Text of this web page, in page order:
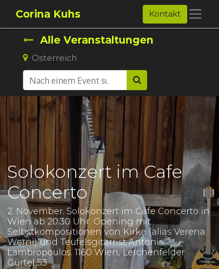
Corina Kuhs Kontakt
Alle Veranstaltungen
Österreich
Solokonzert im Cafe
Concerto
2. November. Solokonzert im Cafe Concerto in
Wien ab 20.30 Uhr. Opening mit
Selbstkompositionen von Kirke (alias Verena
Werni) und Teufelsgitarrist Antonis
Lambropoulos. 1160 Wien, Lerchenfelder
Gürtel 53